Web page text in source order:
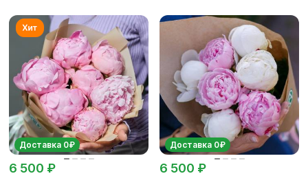
Доставка 0₽
6 500 ₽
Доставка 0₽
6 500 ₽